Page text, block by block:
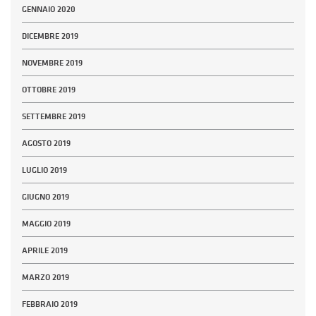
GENNAIO 2020
DICEMBRE 2019
NOVEMBRE 2019
OTTOBRE 2019
SETTEMBRE 2019
AGOSTO 2019
LUGLIO 2019
GIUGNO 2019
MAGGIO 2019
APRILE 2019
MARZO 2019
FEBBRAIO 2019